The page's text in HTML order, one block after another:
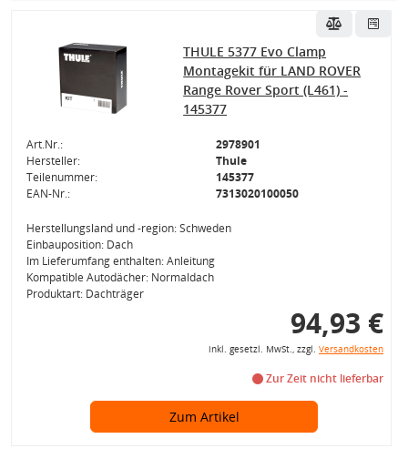
THULE 5377 Evo Clamp
Montagekit für LAND ROVER
Range Rover Sport (L461) -
145377
Art.Nr.:
2978901
Hersteller:
Thule
Teilenummer:
145377
EAN-Nr.:
7313020100050
Herstellungsland und -region: Schweden
Einbauposition: Dach
Im Lieferumfang enthalten: Anleitung
Kompatible Autodächer: Normaldach
Produktart: Dachträger
94,93 €
inkl. gesetzl. MwSt., zzgl. Versandkosten
Zur Zeit nicht lieferbar
Zum Artikel